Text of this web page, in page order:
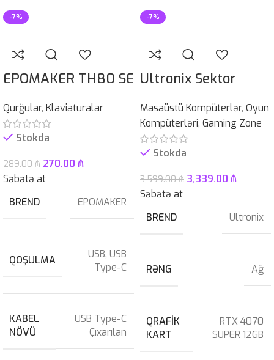
-7%
EPOMAKER TH80 SE
Qurğular, Klaviaturalar
Stokda
289.00₼ 270.00 ₼
Səbətə at
BREND
EPOMAKER
QOŞULMA USB, USB
Type-C
KABEL
NÖVÜ
USB Type-C
Çıxarılan
-7%
Ultronix Sektor
Masaüstü Kompüterlər, Oyun
Kompüterləri, Gaming Zone
Stokda
3,599.00₼ 3,339.00 ₼
Səbətə at
BREND
Ultronix
RƏNG Ağ
QRAFIK
KART
RTX 4070
SUPER 12GB